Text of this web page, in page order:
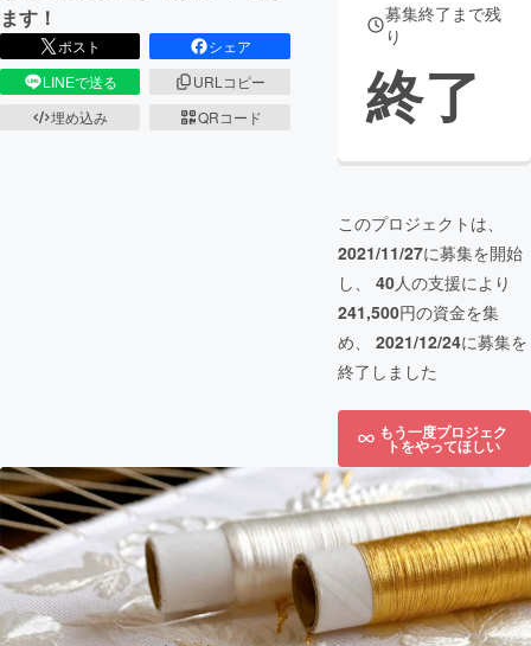
ます！
ポスト
シェア
LINEで送る
URLコピー
埋め込み
QRコード
募集終了まで残
り
終了
このプロジェクトは、
2021/11/27に募集を開始
し、 40人の支援により
241,500円の資金を集
め、 2021/12/24に募集を
終了しました
もう一度プロジェク
トをやってほしい